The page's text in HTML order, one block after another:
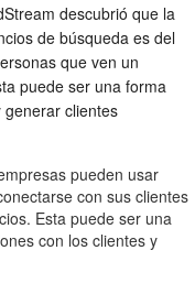
descubrió que la
de búsqueda es del
que ven un
puede ser una forma
generar clientes
pueden usar
con sus clientes
Esta puede ser una
con los clientes y